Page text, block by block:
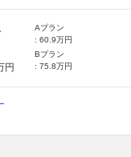
円
Aプラン
: 60.9万円
Bプラン
: 75.8万円